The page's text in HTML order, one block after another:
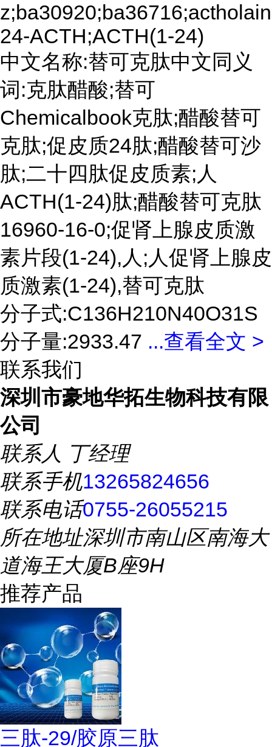
24-ACTH;ACTH(1-24)
中文名称:替可克肽中文同义
词:克肽醋酸;替可
Chemicalbook克肽;醋酸替可
克肽;促皮质24肽;醋酸替可沙
肽;二十四肽促皮质素;人
ACTH(1-24)肽;醋酸替可克肽
16960-16-0;促肾上腺皮质激
素片段(1-24),人;人促肾上腺皮
质激素(1-24),替可克肽
分子式:C136H210N40O31S
分子量:2933.47 ...查看全文 >
联系我们
深圳市豪地华拓生物科技有限
公司
联系人 丁经理
联系手机13265824656
联系电话0755-26055215
所在地址深圳市南山区南海大
道海王大厦B座9H
推荐产品
三肽-29/胶原三肽